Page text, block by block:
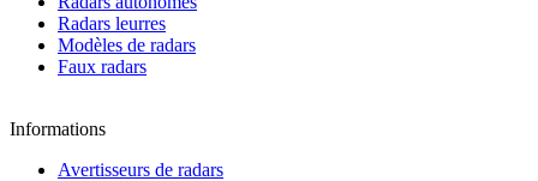
Radars leurres
Modèles de radars
Faux radars
Informations
Avertisseurs de radars